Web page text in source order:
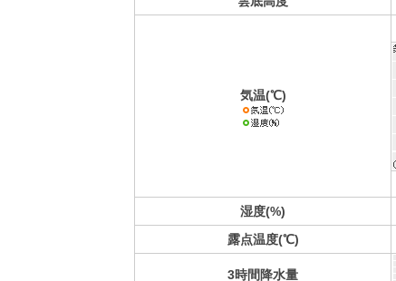
気温(℃)
湿度(%)
露点温度(℃)
3時間降水量